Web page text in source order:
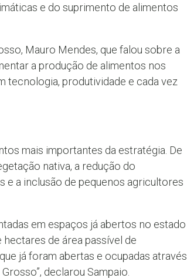
e do suprimento de alimentos
Mauro Mendes, que falou sobre a
a produção de alimentos nos
tecnologia, produtividade e cada vez
mais importantes da estratégia. De
nativa, a redução do
e a inclusão de pequenos agricultores
em espaços já abertos no estado
de área passível de
já foram abertas e ocupadas através
declarou Sampaio.